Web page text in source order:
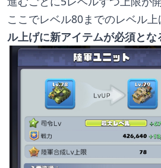
ここでレベル80までのレベル上
ル上げに新アイテムが必須とな